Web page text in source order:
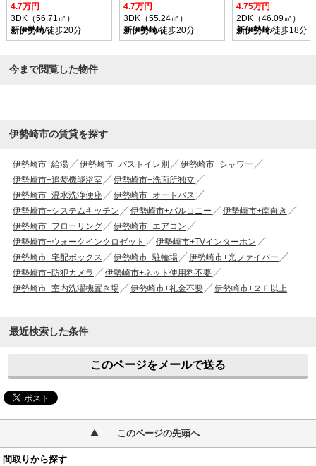
4.7万円
3DK（56.71㎡）
新伊勢崎/徒歩20分
4.7万円
3DK（55.24㎡）
新伊勢崎/徒歩20分
4.75万円
2DK（46.09㎡）
新伊勢崎/徒歩18分
今まで閲覧した物件
伊勢崎市の賃貸を探す
伊勢崎市+給湯 伊勢崎市+バストイレ別
伊勢崎市+シャワー
伊勢崎市+追焚機能浴室
伊勢崎市+洗面所独立
伊勢崎市+温水洗浄便座
伊勢崎市+オートバス
伊勢崎市+システムキッチン
伊勢崎市+バルコニー
伊勢崎市+南向き
伊勢崎市+フローリング
伊勢崎市+エアコン
伊勢崎市+ウォークインクロゼット
伊勢崎市+TVインターホン
伊勢崎市+宅配ボックス
伊勢崎市+駐輪場
伊勢崎市+光ファイバー
伊勢崎市+防犯カメラ
伊勢崎市+ネット使用料不要
伊勢崎市+室内洗濯機置き場
伊勢崎市+礼金不要 伊勢崎市+２Ｆ以上
最近検索した条件
このページをメールで送る
このページの先頭へ
間取りから探す